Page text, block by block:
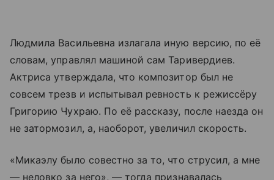
Людмила Васильевна излагала иную версию, по её
словам, управлял машиной сам Таривердиев.
Актриса утверждала, что композитор был не
совсем трезв и испытывал ревность к режиссёру
Григорию Чухраю. По её рассказу, после наезда он
не затормозил, а, наоборот, увеличил скорость.
«Микаэлу было совестно за то, что струсил, а мне
— неловко за него», — тогда признавалась